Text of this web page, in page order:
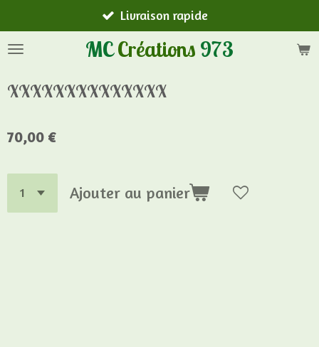
au
contenu
MCCréations 973
Livraison rapide
XXXXXXXXXXXXXX
70,00 €
Ajouter au panier